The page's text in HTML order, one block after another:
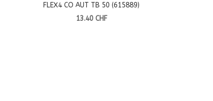
FLEX4 CO AUT TB 50 (615889)
13.40 CHF